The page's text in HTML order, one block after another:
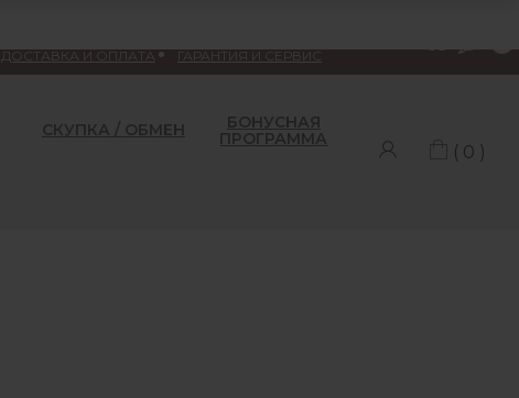
ДОСТАВКА И ОПЛАТА ГАРАНТИЯ И СЕРВИС
СКУПКА / ОБМЕН
БОНУСНАЯ
ПРОГРАММА
( 0 )